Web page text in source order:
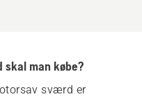
man købe?
sværd er